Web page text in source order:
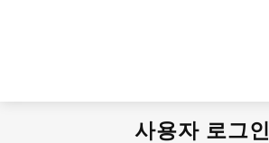
사용자 로그인